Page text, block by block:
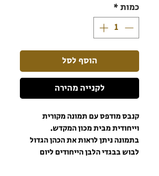
כמות*
הוסף לסל
לקנייה מהירה
קנבס מודפס עם תמונה מקורית
וייחודית מבית מכון המקדש.
בתמונה ניתן לראות את הכהן הגדול
לבוש בבגדי הלבן הייחודים ליום